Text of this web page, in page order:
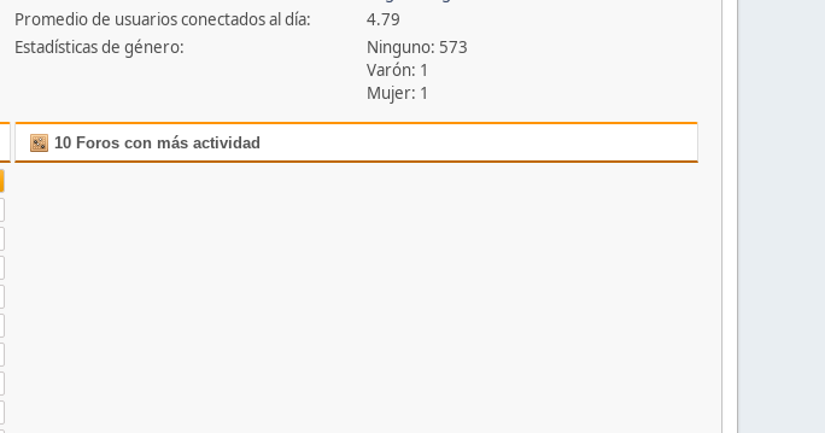
Promedio de usuarios conectados al día:
4.79
Estadísticas de género:
Ninguno: 573
Varón: 1
Mujer: 1
10 Foros con más actividad